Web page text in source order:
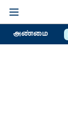
அண்மை